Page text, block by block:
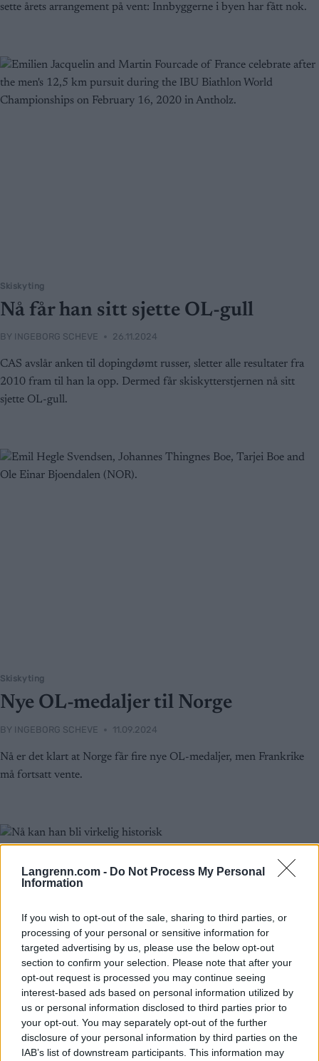
Langrenn.com - Do Not Process My Personal
Information
If you wish to opt-out of the sale, sharing to third parties, or
processing of your personal or sensitive information for
targeted advertising by us, please use the below opt-out
section to confirm your selection. Please note that after your
opt-out request is processed you may continue seeing
interest-based ads based on personal information utilized by
us or personal information disclosed to third parties prior to
your opt-out. You may separately opt-out of the further
disclosure of your personal information by third parties on the
IAB’s list of downstream participants. This information may
sette årets arrangement på vent: Innbyggerne i byen har fått nok.
Skiskyting
Nå får han sitt sjette OL-gull
BY INGEBORG SCHEVE 26.11.2024
CAS avslår anken til dopingdømt russer, sletter alle resultater fra
2010 fram til han la opp. Dermed får skiskytterstjernen nå sitt
sjette OL-gull.
Skiskyting
Nye OL-medaljer til Norge
BY INGEBORG SCHEVE 11.09.2024
Nå er det klart at Norge får fire nye OL-medaljer, men Frankrike
må fortsatt vente.
Skiskyting